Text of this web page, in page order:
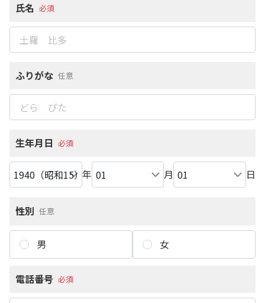
氏名 必須
ふりがな 任意
生年月日 必須
年 月 日
性別 任意
男 女
電話番号 必須